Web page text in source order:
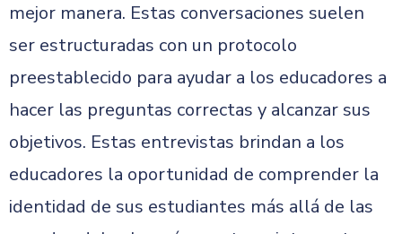
mejor manera. Estas conversaciones suelen
ser estructuradas con un protocolo
preestablecido para ayudar a los educadores a
hacer las preguntas correctas y alcanzar sus
objetivos. Estas entrevistas brindan a los
educadores la oportunidad de comprender la
identidad de sus estudiantes más allá de las